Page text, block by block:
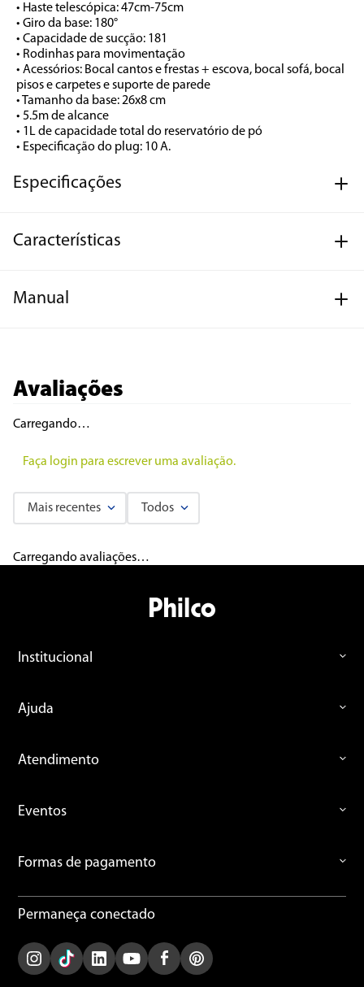
• Haste telescópica: 47cm-75cm
• Giro da base: 180°
• Capacidade de sucção: 181
• Rodinhas para movimentação
• Acessórios: Bocal cantos e frestas + escova, bocal sofá, bocal
pisos e carpetes e suporte de parede
• Tamanho da base: 26x8 cm
• 5.5m de alcance
• 1L de capacidade total do reservatório de pó
• Especificação do plug: 10 A.
Especificações
Características
Manual
Avaliações
Carregando…
Faça login para escrever uma avaliação.
Mais recentes Todos
Carregando avaliações…
Institucional
Ajuda
Atendimento
Eventos
Formas de pagamento
Permaneça conectado